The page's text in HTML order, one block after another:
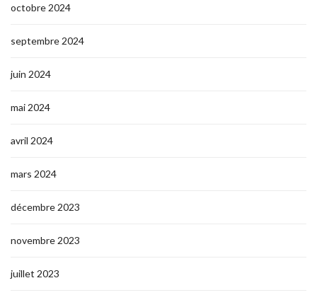
octobre 2024
septembre 2024
juin 2024
mai 2024
avril 2024
mars 2024
décembre 2023
novembre 2023
juillet 2023